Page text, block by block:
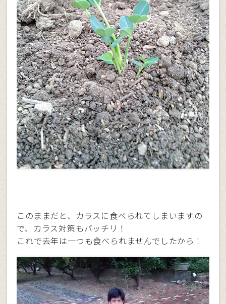
このままだと、カラスに食べられてしまいますの
で、カラス対策もバッチリ！
これで去年は一つも食べられませんでしたから！